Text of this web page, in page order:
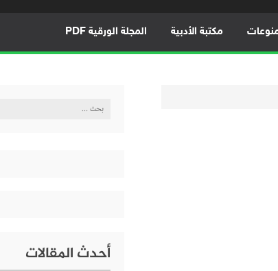
مكتبة الأدبية المجلة الورقية PDF
البحث
أحدث المقالات